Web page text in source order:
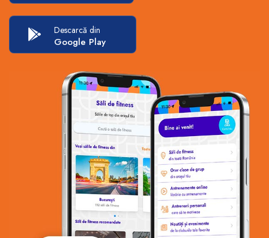
Descarcă din
Google Play